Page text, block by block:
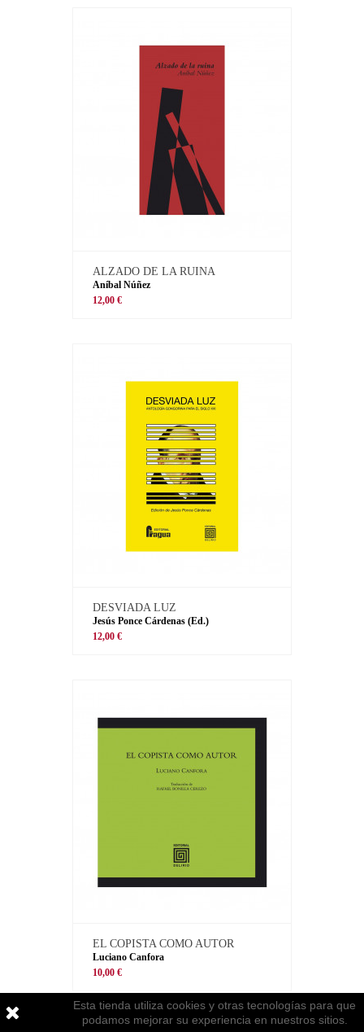
ALZADO DE LA RUINA
Aníbal Núñez
12,00 €
DESVIADA LUZ
Jesús Ponce Cárdenas (Ed.)
12,00 €
EL COPISTA COMO AUTOR
Luciano Canfora
10,00 €
Esta tienda utiliza cookies y otras tecnologías para que
podamos mejorar su experiencia en nuestros sitios.